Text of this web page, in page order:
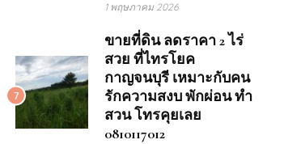
1 พฤษภาคม 2026
7
ขายที่ดิน ลดราคา 2 ไร่
สวย ที่ไทรโยค
กาญจนบุรี เหมาะกับคน
รักความสงบ พักผ่อน ทำ
สวน โทรคุยเลย
0810117012